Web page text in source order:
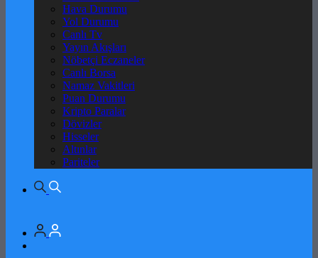
Hava Durumu
Yol Durumu
Canlı Tv
Yayın Akışları
Nöbetçi Eczaneler
Canlı Borsa
Namaz Vakitleri
Puan Durumu
Kripto Paralar
Dövizler
Hisseler
Altınlar
Pariteler